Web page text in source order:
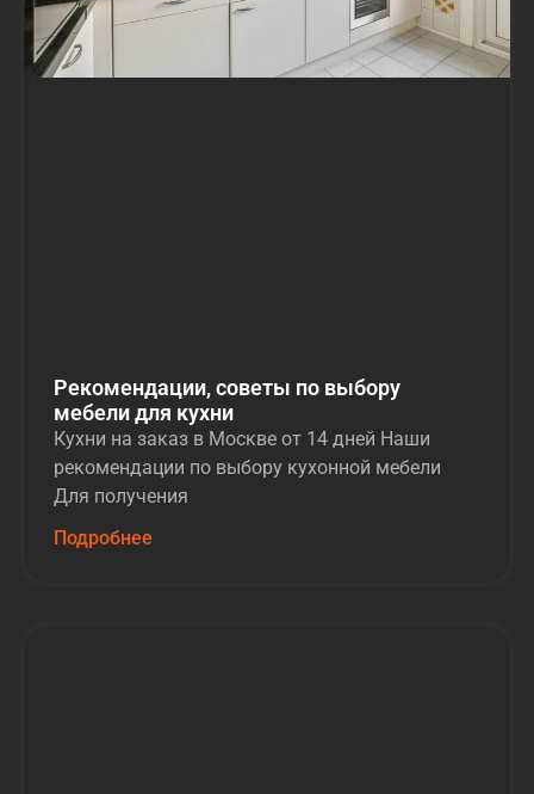
Рекомендации, советы по выбору
мебели для кухни
Кухни на заказ в Москве от 14 дней Наши
рекомендации по выбору кухонной мебели
Для получения
Подробнее